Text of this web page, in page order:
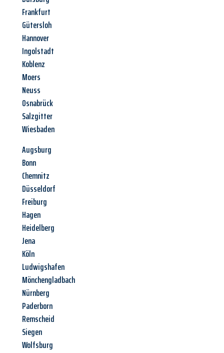
Frankfurt
Gütersloh
Hannover
Ingolstadt
Koblenz
Moers
Neuss
Osnabrück
Salzgitter
Wiesbaden
Augsburg
Bonn
Chemnitz
Düsseldorf
Freiburg
Hagen
Heidelberg
Jena
Köln
Ludwigshafen
Mönchengladbach
Nürnberg
Paderborn
Remscheid
Siegen
Wolfsburg